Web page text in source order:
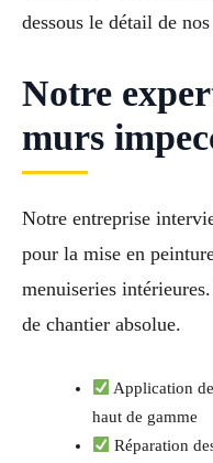
dessous le détail de
Notre
murs
Notre entreprise
pour la mise en
menuiseries
de chantier absolue.
Application
haut de gamme
Réparation